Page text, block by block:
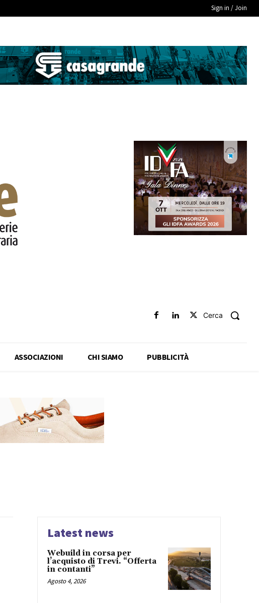
Sign in / Join
Cerca
ASSOCIAZIONI CHI SIAMO PUBBLICITÀ
Latest news
Webuild in corsa per
l’acquisto di Trevi. “Offerta
in contanti”
Agosto 4, 2026